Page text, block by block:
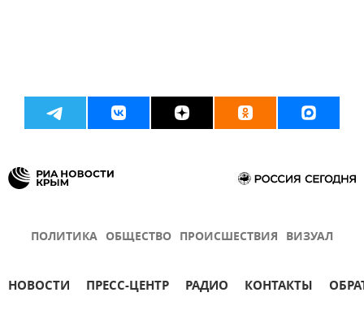
ПОЛИТИКА ОБЩЕСТВО ПРОИСШЕСТВИЯ ВИЗУАЛ
НОВОСТИ ПРЕСС-ЦЕНТР РАДИО КОНТАКТЫ